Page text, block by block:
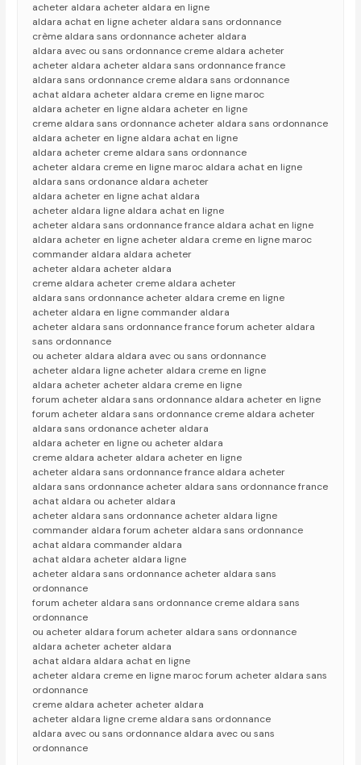
acheter aldara acheter aldara en ligne
aldara achat en ligne acheter aldara sans ordonnance
crème aldara sans ordonnance acheter aldara
aldara avec ou sans ordonnance creme aldara acheter
acheter aldara acheter aldara sans ordonnance france
aldara sans ordonnance creme aldara sans ordonnance
achat aldara acheter aldara creme en ligne maroc
aldara acheter en ligne aldara acheter en ligne
creme aldara sans ordonnance acheter aldara sans ordonnance
aldara acheter en ligne aldara achat en ligne
aldara acheter creme aldara sans ordonnance
acheter aldara creme en ligne maroc aldara achat en ligne
aldara sans ordonance aldara acheter
aldara acheter en ligne achat aldara
acheter aldara ligne aldara achat en ligne
acheter aldara sans ordonnance france aldara achat en ligne
aldara acheter en ligne acheter aldara creme en ligne maroc
commander aldara aldara acheter
acheter aldara acheter aldara
creme aldara acheter creme aldara acheter
aldara sans ordonnance acheter aldara creme en ligne
acheter aldara en ligne commander aldara
acheter aldara sans ordonnance france forum acheter aldara
sans ordonnance
ou acheter aldara aldara avec ou sans ordonnance
acheter aldara ligne acheter aldara creme en ligne
aldara acheter acheter aldara creme en ligne
forum acheter aldara sans ordonnance aldara acheter en ligne
forum acheter aldara sans ordonnance creme aldara acheter
aldara sans ordonance acheter aldara
aldara acheter en ligne ou acheter aldara
creme aldara acheter aldara acheter en ligne
acheter aldara sans ordonnance france aldara acheter
aldara sans ordonnance acheter aldara sans ordonnance france
achat aldara ou acheter aldara
acheter aldara sans ordonnance acheter aldara ligne
commander aldara forum acheter aldara sans ordonnance
achat aldara commander aldara
achat aldara acheter aldara ligne
acheter aldara sans ordonnance acheter aldara sans
ordonnance
forum acheter aldara sans ordonnance creme aldara sans
ordonnance
ou acheter aldara forum acheter aldara sans ordonnance
aldara acheter acheter aldara
achat aldara aldara achat en ligne
acheter aldara creme en ligne maroc forum acheter aldara sans
ordonnance
creme aldara acheter acheter aldara
acheter aldara ligne creme aldara sans ordonnance
aldara avec ou sans ordonnance aldara avec ou sans
ordonnance